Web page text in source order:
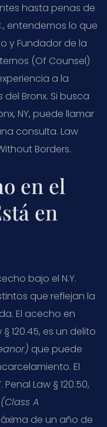
hasta penas de
entendemos lo que
y Fundador de la
(Of Counsel)
a la
Bronx. Si busca
NY, puede llamar
consulta. Law
Borders.
en el
en
bajo el N.Y.
que reflejan la
El acecho en
120.45, es un delito
que puede
El
Law § 120.50,
(Class A
de un año de